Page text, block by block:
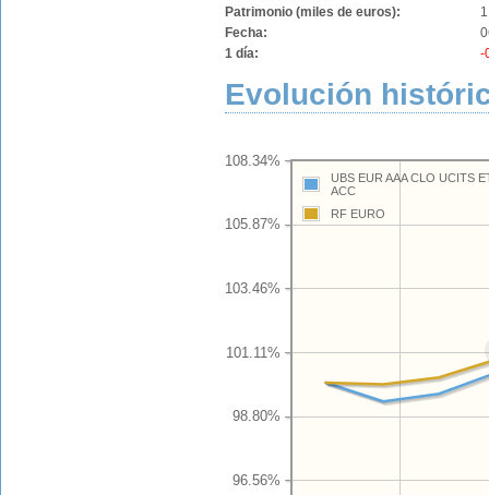
Patrimonio (miles de euros):
Fecha:
1 día:
-
Evolución
96.56%
98.80%
101.11%
103.46%
105.87%
108.34%
UBS EUR AAA CLO UCITS
ACC
RF EURO